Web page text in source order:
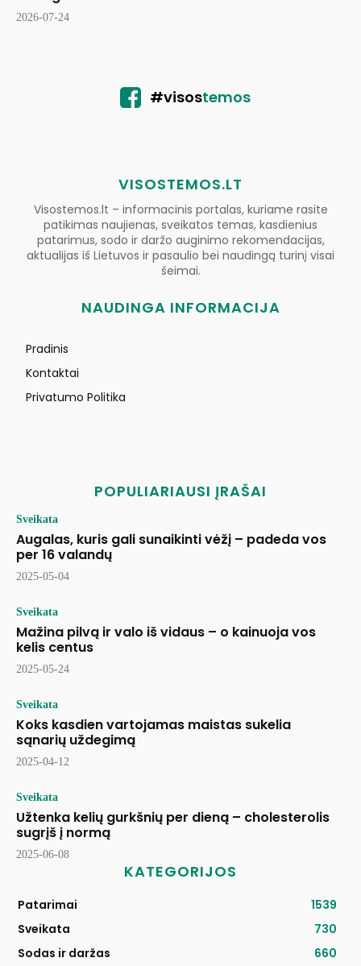
2026-07-24
#visostemos
VISOSTEMOS.LT
Visostemos.lt – informacinis portalas, kuriame rasite
patikimas naujienas, sveikatos temas, kasdienius
patarimus, sodo ir daržo auginimo rekomendacijas,
aktualijas iš Lietuvos ir pasaulio bei naudingą turinį visai
šeimai.
NAUDINGA INFORMACIJA
Pradinis
Kontaktai
Privatumo Politika
POPULIARIAUSI ĮRAŠAI
Sveikata
Augalas, kuris gali sunaikinti vėžį – padeda vos
per 16 valandų
2025-05-04
Sveikata
Mažina pilvą ir valo iš vidaus – o kainuoja vos
kelis centus
2025-05-24
Sveikata
Koks kasdien vartojamas maistas sukelia
sąnarių uždegimą
2025-04-12
Sveikata
Užtenka kelių gurkšnių per dieną – cholesterolis
sugrįš į normą
2025-06-08
KATEGORIJOS
Patarimai
1539
Sveikata
730
Sodas ir daržas
660